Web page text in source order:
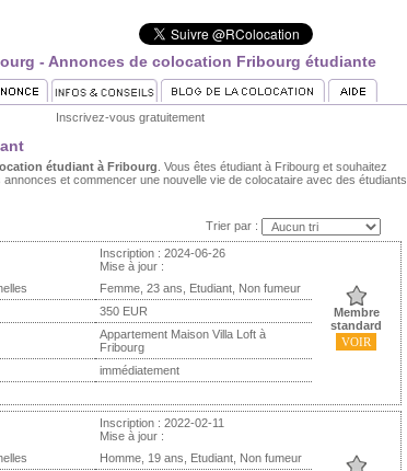
- Annonces de colocation Fribourg étudiante
Inscrivez-vous gratuitement
étudiant à Fribourg . Vous êtes étudiant à Fribourg et souhaitez
et commencer une nouvelle vie de colocataire avec des étudiants
Trier par :
Inscription : 2024-06-26
Mise à jour :
Femme, 23 ans, Etudiant, Non fumeur
Membre
standard
VOIR
350 EUR
Appartement Maison Villa Loft à
Fribourg
immédiatement
Inscription : 2022-02-11
Mise à jour :
Homme, 19 ans, Etudiant, Non fumeur